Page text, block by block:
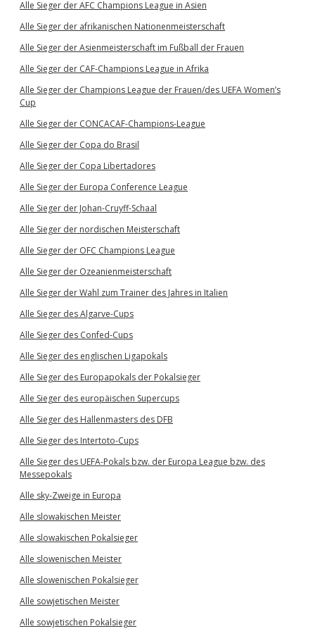
Alle Sieger der AFC Champions League in Asien
Alle Sieger der afrikanischen Nationenmeisterschaft
Alle Sieger der Asienmeisterschaft im Fußball der Frauen
Alle Sieger der CAF-Champions League in Afrika
Alle Sieger der Champions League der Frauen/des UEFA Women’s
Cup
Alle Sieger der CONCACAF-Champions-League
Alle Sieger der Copa do Brasil
Alle Sieger der Copa Libertadores
Alle Sieger der Europa Conference League
Alle Sieger der Johan-Cruyff-Schaal
Alle Sieger der nordischen Meisterschaft
Alle Sieger der OFC Champions League
Alle Sieger der Ozeanienmeisterschaft
Alle Sieger der Wahl zum Trainer des Jahres in Italien
Alle Sieger des Algarve-Cups
Alle Sieger des Confed-Cups
Alle Sieger des englischen Ligapokals
Alle Sieger des Europapokals der Pokalsieger
Alle Sieger des europäischen Supercups
Alle Sieger des Hallenmasters des DFB
Alle Sieger des Intertoto-Cups
Alle Sieger des UEFA-Pokals bzw. der Europa League bzw. des
Messepokals
Alle sky-Zweige in Europa
Alle slowakischen Meister
Alle slowakischen Pokalsieger
Alle slowenischen Meister
Alle slowenischen Pokalsieger
Alle sowjetischen Meister
Alle sowjetischen Pokalsieger